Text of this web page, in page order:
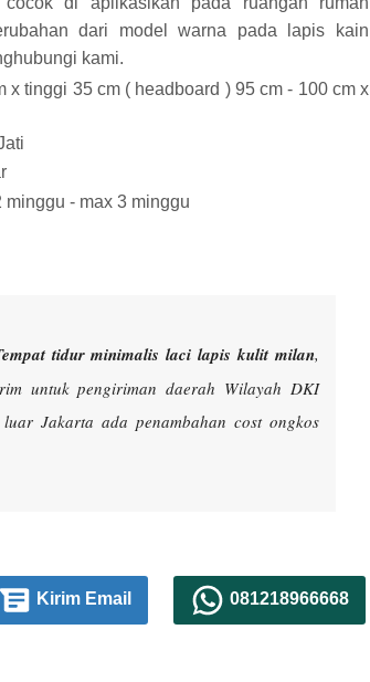
dari model warna pada lapis kain
kami.
x tinggi 35 cm ( headboard ) 95 cm - 100 cm x
minggu - max 3 minggu
tidur minimalis laci lapis kulit milan,
untuk pengiriman daerah Wilayah DKI
Jakarta ada penambahan cost ongkos
Kirim Email 081218966668